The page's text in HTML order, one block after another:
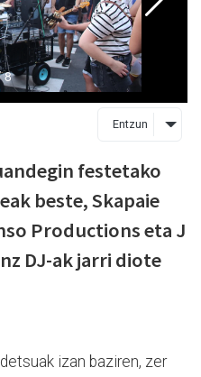
Entzun
festetako
beste, Skapaie
Productions eta J
DJ-ak jarri diote
izan baziren, zer